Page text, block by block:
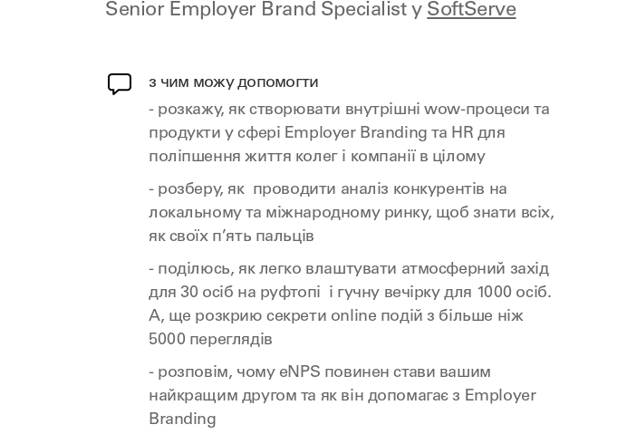
Senior Employer Brand Specialist у SoftServe
з чим можу допомогти
- розкажу, як створювати внутрішні wow-процеси та
продукти у сфері Employer Branding та HR для
поліпшення життя колег і компанії в цілому
- розберу, як проводити аналіз конкурентів на
локальному та міжнародному ринку, щоб знати всіх,
як своїх п’ять пальців
- поділюсь, як легко влаштувати атмосферний захід
для 30 осіб на руфтопі і гучну вечірку для 1000 осіб.
А, ще розкрию секрети online подій з більше ніж
5000 переглядів
- розповім, чому eNPS повинен стави вашим
найкращим другом та як він допомагає з Employer
Branding